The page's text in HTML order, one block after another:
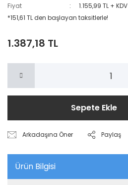
Fiyat
1.155,99 TL + KDV
*151,61 TL den başlayan taksitlerle!
1.387,18 TL
Sepete Ekle
Arkadaşına Öner Paylaş
Ürün Bilgisi